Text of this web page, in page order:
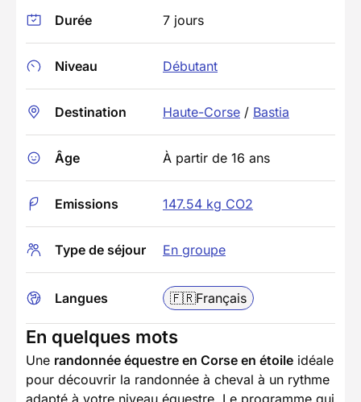
Durée 7 jours
Niveau Débutant
Destination Haute-Corse / Bastia
Âge À partir de 16 ans
Emissions 147.54 kg CO2
Type de séjour En groupe
Langues 🇫🇷Français
En quelques mots
Une randonnée équestre en Corse en étoile idéale
pour découvrir la randonnée à cheval à un rythme
adapté à votre niveau équestre. Le programme qui